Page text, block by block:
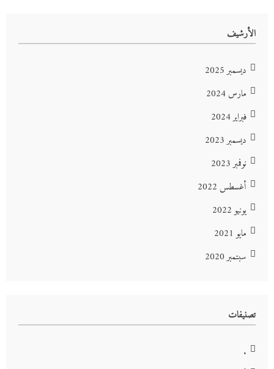
الأرشيف
ديسمبر 2025
مارس 2024
فبراير 2024
ديسمبر 2023
نوفمبر 2023
أغسطس 2022
يونيو 2022
مايو 2021
سبتمبر 2020
تصنيفات
.